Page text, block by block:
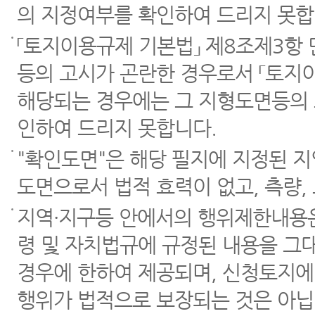
의 지정여부를 확인하여 드리지 못
「토지이용규제 기본법」 제8조제3
등의 고시가 곤란한 경우로서 「토
해당되는 경우에는 그 지형도면등
인하여 드리지 못합니다.
"확인도면"은 해당 필지에 지정된
도면으로서 법적 효력이 없고, 측량
지역·지구등 안에서의 행위제한내
령 및 자치법규에 규정된 내용을 그
경우에 한하여 제공되며, 신청토지
행위가 법적으로 보장되는 것은 아